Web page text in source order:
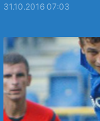
31.10.2016 07:03